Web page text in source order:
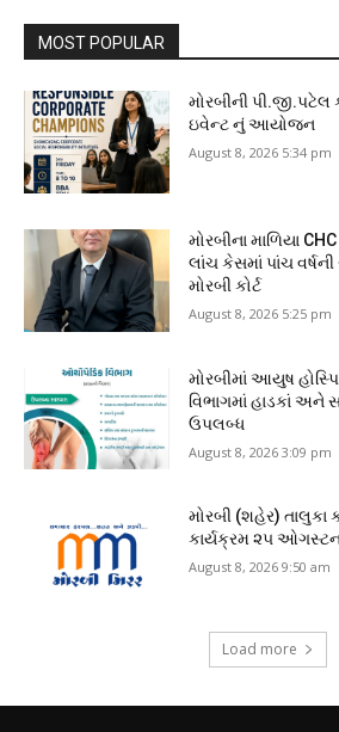
MOST POPULAR
મોરબીની પી.જી.પટેલ
ઇવેન્ટ નું આયોજન
August 8, 2026 5:34 pm
મોરબીના માળિયા
લાંચ કેસમાં પાંચ
મોરબી કોર્ટ
August 8, 2026 5:25 pm
મોરબીમાં આયુષ
વિભાગમાં હાડકાં અને
ઉપલબ્ધ
August 8, 2026 3:09 pm
મોરબી (શહેર) તાલુકા
કાર્યક્રમ ૨૫
August 8, 2026 9:50 am
Load more